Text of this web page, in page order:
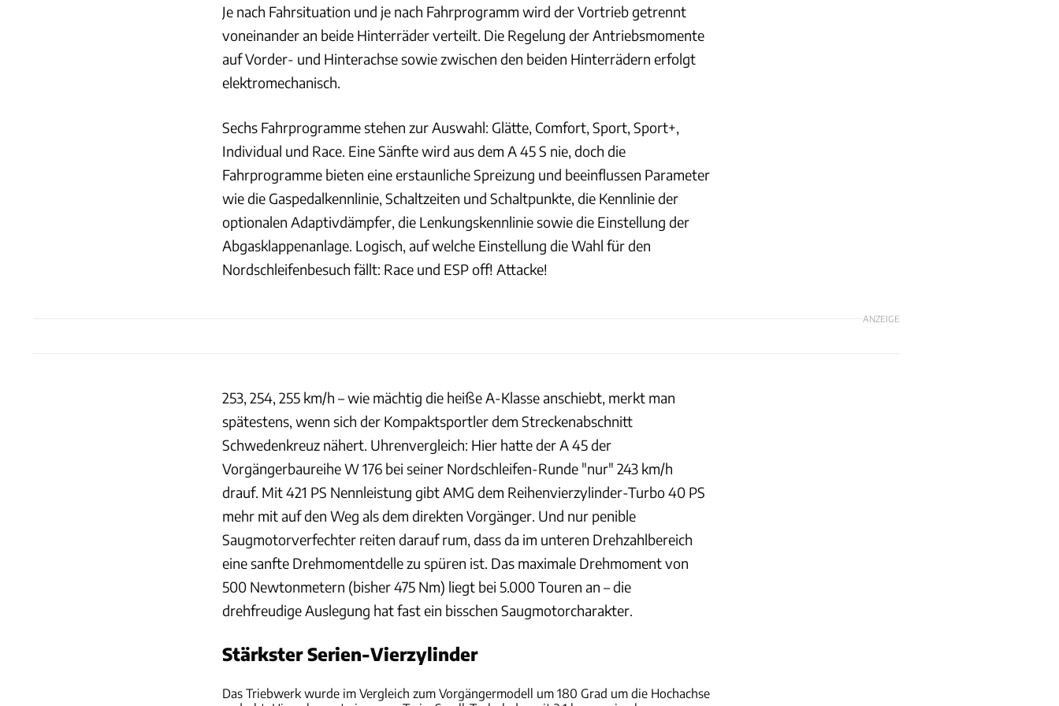
Je nach Fahrsituation und je nach Fahrprogramm wird der Vortrieb getrennt
voneinander an beide Hinterräder verteilt. Die Regelung der Antriebsmomente
auf Vorder- und Hinterachse sowie zwischen den beiden Hinterrädern erfolgt
elektromechanisch.
Sechs Fahrprogramme stehen zur Auswahl: Glätte, Comfort, Sport, Sport+,
Individual und Race. Eine Sänfte wird aus dem A 45 S nie, doch die
Fahrprogramme bieten eine erstaunliche Spreizung und beeinflussen Parameter
wie die Gaspedalkennlinie, Schaltzeiten und Schaltpunkte, die Kennlinie der
optionalen Adaptivdämpfer, die Lenkungskennlinie sowie die Einstellung der
Abgasklappenanlage. Logisch, auf welche Einstellung die Wahl für den
Nordschleifenbesuch fällt: Race und ESP off! Attacke!
ANZEIGE
253, 254, 255 km/h – wie mächtig die heiße A-Klasse anschiebt, merkt man
spätestens, wenn sich der Kompaktsportler dem Streckenabschnitt
Schwedenkreuz nähert. Uhrenvergleich: Hier hatte der A 45 der
Vorgängerbaureihe W 176 bei seiner Nordschleifen-Runde "nur" 243 km/h
drauf. Mit 421 PS Nennleistung gibt AMG dem Reihenvierzylinder-Turbo 40 PS
mehr mit auf den Weg als dem direkten Vorgänger. Und nur penible
Saugmotorverfechter reiten darauf rum, dass da im unteren Drehzahlbereich
eine sanfte Drehmomentdelle zu spüren ist. Das maximale Drehmoment von
500 Newtonmetern (bisher 475 Nm) liegt bei 5.000 Touren an – die
drehfreudige Auslegung hat fast ein bisschen Saugmotorcharakter.
Stärkster Serien-Vierzylinder
Das Triebwerk wurde im Vergleich zum Vorgängermodell um 180 Grad um die Hochachse